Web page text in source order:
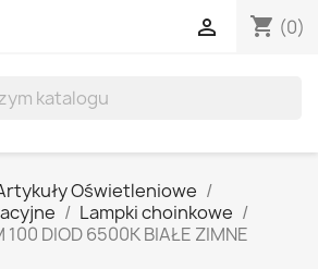
shopping_cart (0)

Oświetleniowe
Lampki choinkowe
100 DIOD 6500K BIAŁE ZIMNE